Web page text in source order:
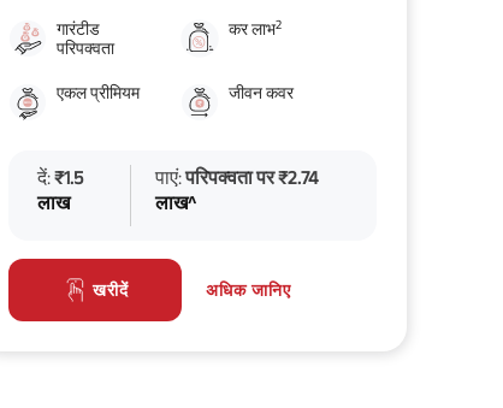
गारंटीड
परिपक्वता
कर लाभ2
एकल प्रीमियम जीवन कवर
दें:₹1.5
लाख
पाएं:परिपक्वता पर ₹2.74
लाख^
खरीदें अधिक जानिए